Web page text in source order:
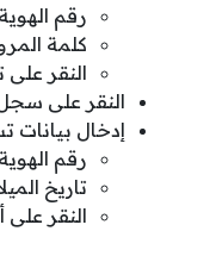
رقم
كلمة
النقر
النقر على سجل
إدخال
رقم
تاريخ
النقر على